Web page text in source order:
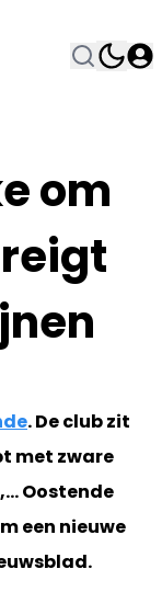
om
. De club zit
met zware
Oostende
een nieuwe